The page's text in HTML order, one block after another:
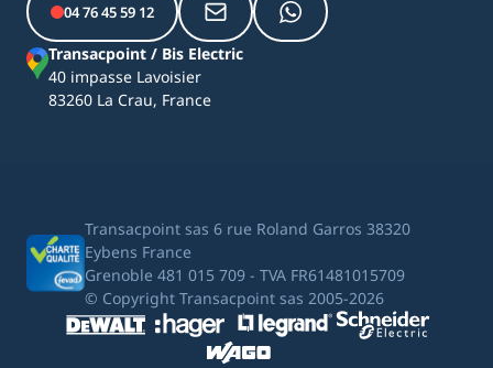
04 76 45 59 12
Transacpoint / Bis Electric
40 impasse Lavoisier
83260 La Crau, France
Transacpoint sas 6 rue Roland Garros 38320
Eybens France
Grenoble 481 015 709 - TVA FR61481015709
© Copyright Transacpoint sas 2005-2026